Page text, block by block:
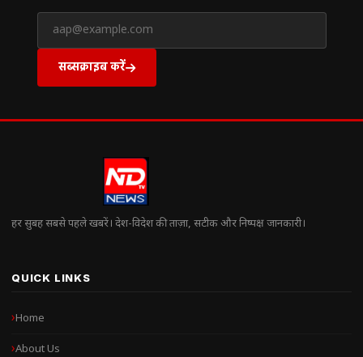
सब्सक्राइब करें
हर सुबह सबसे पहले खबरें। देश-विदेश की ताज़ा, सटीक और निष्पक्ष जानकारी।
QUICK LINKS
Home
About Us